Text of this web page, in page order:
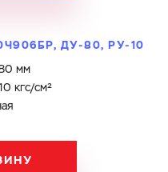
ДУ-80, РУ-10
мм
кгс/см²